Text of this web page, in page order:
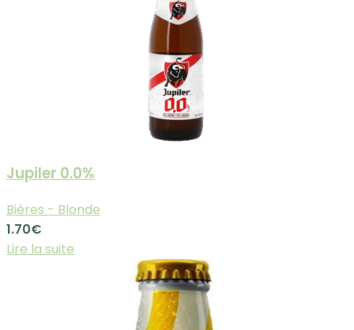
Jupiler 0.0%
Bières - Blonde
1.70€
Lire la suite